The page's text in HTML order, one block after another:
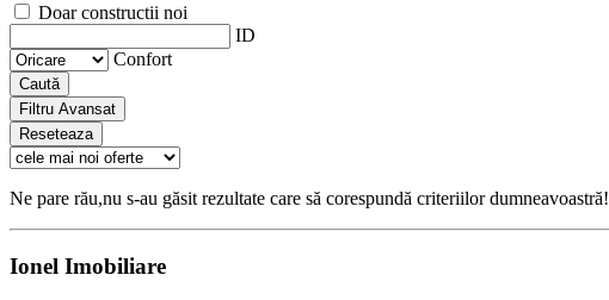
Doar constructii noi
ID
Confort
Caută
Filtru Avansat
Reseteaza
Ne pare rău,nu s-au găsit rezultate care să corespundă criteriilor dumneavoastră!
Ionel Imobiliare